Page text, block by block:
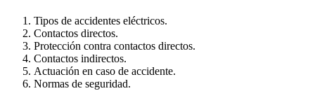
Tipos de accidentes eléctricos.
Contactos directos.
Protección contra contactos directos.
Contactos indirectos.
Actuación en caso de accidente.
Normas de seguridad.